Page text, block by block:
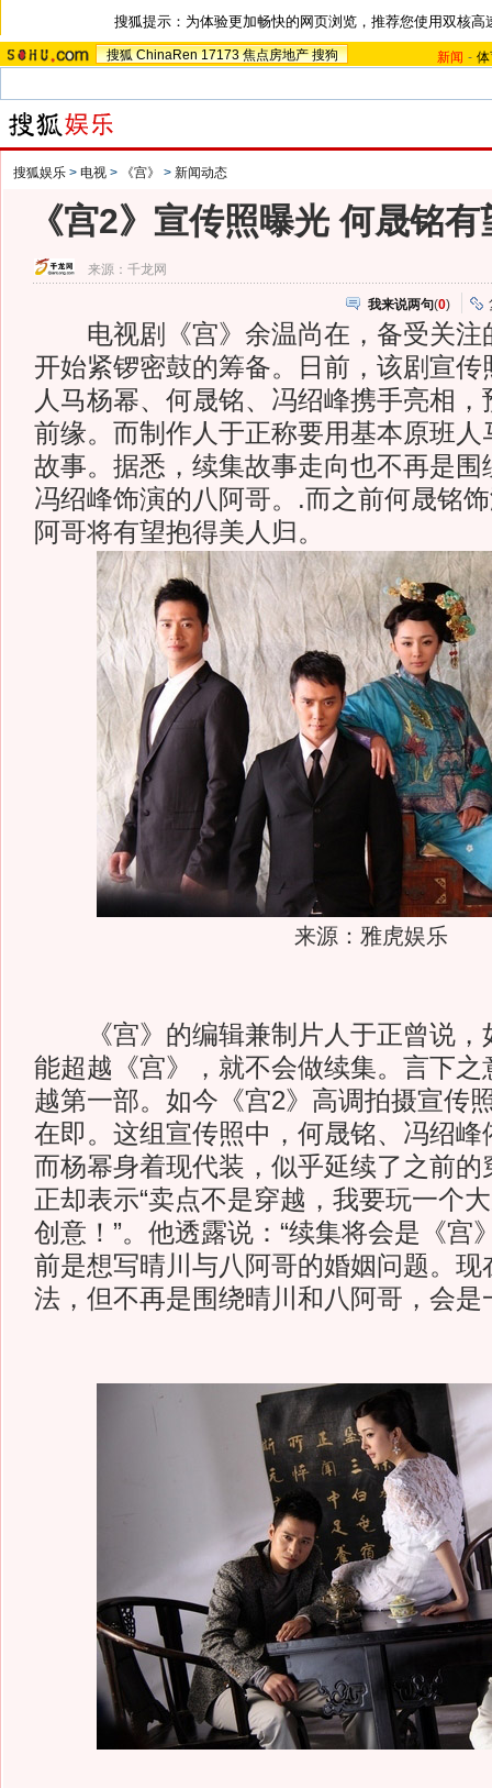
搜狐提示：为体验更加畅快的网页浏览，推荐您使用双核高
搜狐 ChinaRen 17173 焦点房地产 搜狗 新闻 -
搜狐娱乐 > 电视 > 《宫》 > 新闻动态
《宫2》宣传照曝光 何晟铭
来源： 千龙网
我来说两句(0)
电视剧《宫》余温尚在，备受关注
开始紧锣密鼓的筹备。日前，该剧宣传
人马杨幂、何晟铭、冯绍峰携手亮相
前缘。而制作人于正称要用基本原班人
故事。据悉，续集故事走向也不再是围
冯绍峰饰演的八阿哥。.而之前何晟铭
阿哥将有望抱得美人归。
来源：雅虎娱乐
《宫》的编辑兼制片人于正曾说，
能超越《宫》，就不会做续集。言下之
越第一部。如今《宫2》高调拍摄宣传
在即。这组宣传照中，何晟铭、冯绍峰
而杨幂身着现代装，似乎延续了之前的
正却表示“卖点不是穿越，我要玩一个
创意！”。他透露说：“续集将会是《宫
前是想写晴川与八阿哥的婚姻问题。现
法，但不再是围绕晴川和八阿哥，会是